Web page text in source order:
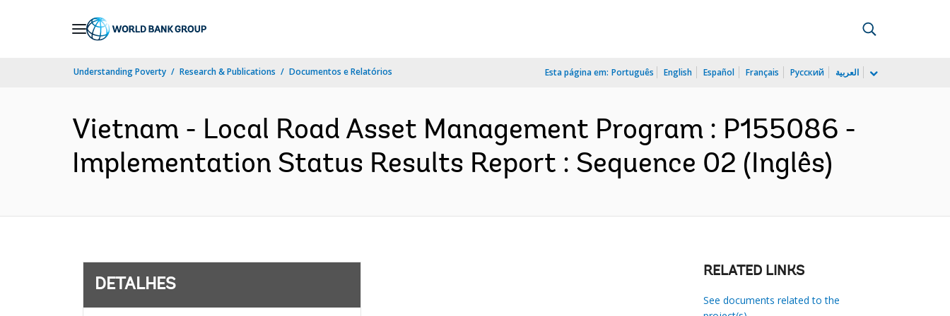
Understanding Poverty Research & Publications Documentos e Relatórios Esta página em: Português English Español Français Русский العربية
Vietnam - Local Road Asset Management Program : P155086 -
Implementation Status Results Report : Sequence 02 (Inglês)
DETALHES
RELATED LINKS
See documents related to the